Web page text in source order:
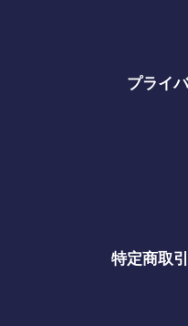
プライ
特定商取